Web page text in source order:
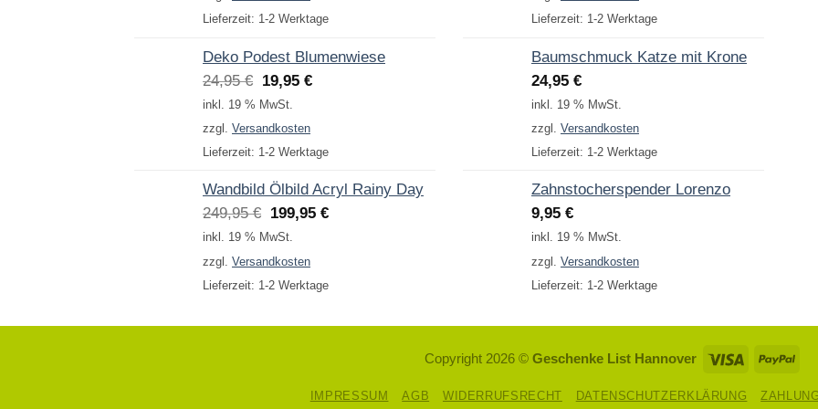
9,95 €4,95 €.
Lieferzeit: 1-2 Werktage
Deko Podest Blumenwiese
24,95€ Ursprünglicher
Preis
war:
24,95 €
19,95 €Aktueller
inkl. 19 % MwSt.
zzgl. Versandkosten
Lieferzeit: 1-2 Werktage
Wandbild Ölbild Acryl Rainy Day
249,95€ Ursprünglicher
Preis
war:
249,95 €
199,95 €Aktueller
inkl. 19 % MwSt.
zzgl. Versandkosten
Lieferzeit: 1-2 Werktage
Lieferzeit: 1-2 Werktage
Baumschmuck Katze mit Krone
24,95 €
inkl. 19 % MwSt.
zzgl. Versandkosten
Lieferzeit: 1-2 Werktage
Zahnstocherspender Lorenzo
9,95 €
inkl. 19 % MwSt.
zzgl. Versandkosten
Lieferzeit: 1-2 Werktage
Copyright 2026 © Geschenke List Hannover Visa
IMPRESSUM AGB WIDERRUFSRECHT DATENSCHUTZERKLÄRUNG